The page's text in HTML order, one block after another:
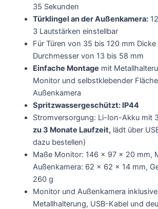
35 Sekunden
Türklingel an der Außenkamera:
3 Lautstärken einstellbar
Für Türen von 35 bis 120 mm
Durchmesser von 13 bis 58 mm
Einfache Montage mit
Monitor und selbstklebender
Außenkamera
Spritzwassergeschützt: IP44
Stromversorgung: Li-Ion-Akku mit
zu 3 Monate Laufzeit,lädt über
dazu bestellen)
Maße Monitor: 146 x 97 x 20 mm,
Außenkamera: 62 x 62 x 14 mm,
260 g
Monitor und Außenkamera
Metallhalterung, USB-Kabel und